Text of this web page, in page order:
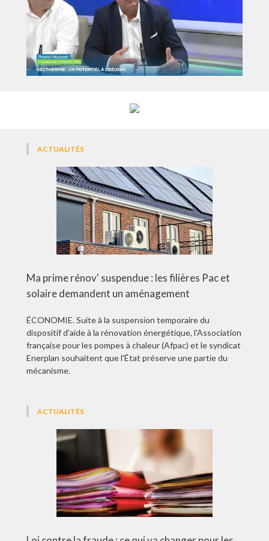
ACTUALITÉS
Ma prime rénov' suspendue : les filières Pac et
solaire demandent un aménagement
ÉCONOMIE. Suite à la suspension temporaire du
dispositif d'aide à la rénovation énergétique, l'Association
française pour les pompes à chaleur (Afpac) et le syndicat
Enerplan souhaitent que l'État préserve une partie du
mécanisme.
ACTUALITÉS